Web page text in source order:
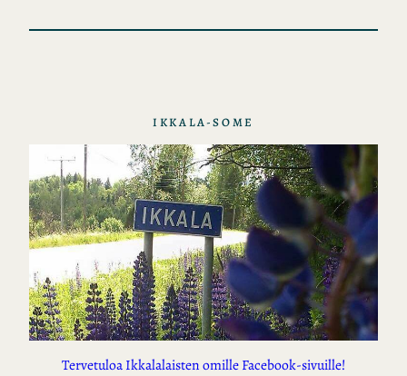
IKKALA-SOME
Tervetuloa Ikkalalaisten omille Facebook-sivuille!